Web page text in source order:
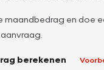
maandbedrag en doe
berekenen